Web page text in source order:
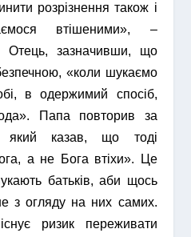
розрізнення також і
втішеними», –
Отець, зазначивши, що
«коли шукаємо
в одержимий спосіб,
Папа повторив за
який казав, що тоді
а не Бога втіхи». Це
батьків, аби щось
з огляду на них самих.
ризик переживати